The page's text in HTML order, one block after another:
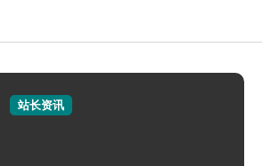
站长资讯